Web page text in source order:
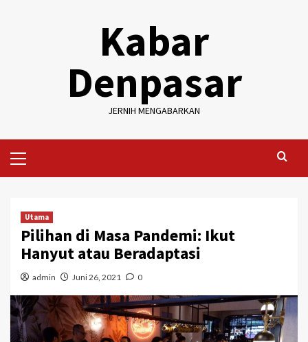
Kabar
Denpasar
JERNIH MENGABARKAN
Menu
Utama
Pilihan di Masa Pandemi: Ikut
Hanyut atau Beradaptasi
admin Juni 26, 2021 0